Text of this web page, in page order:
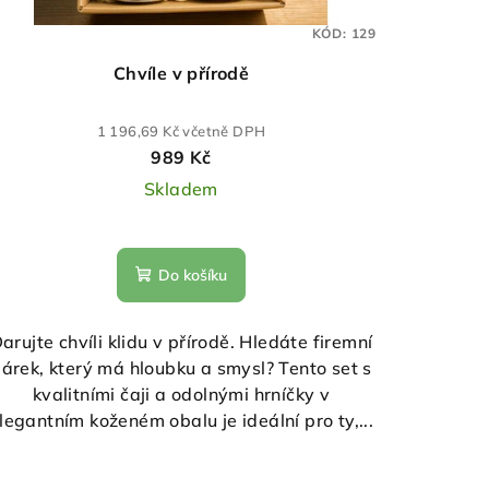
Chvíle v přírodě
1 196,69 Kč včetně DPH
989 Kč
Skladem
Do košíku
chvíli klidu v přírodě. Hledáte firemní
který má hloubku a smysl? Tento set s
kvalitními čaji a odolnými hrníčky v
koženém obalu je ideální pro ty,...
KÓD: 129